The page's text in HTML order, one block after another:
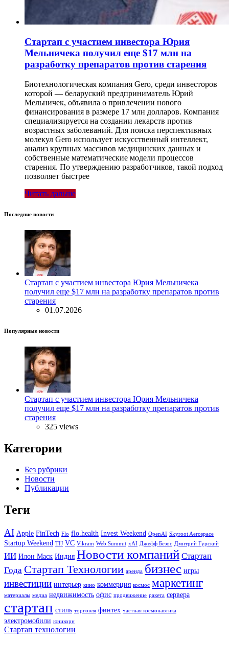
Стартап с участием инвестора Юрия
Мельничека получил еще $17 млн на
разработку препаратов против старения
Биотехнологическая компания Gero, среди инвесторов
которой — беларуский предприниматель Юрий
Мельничек, объявила о привлечении нового
финансирования в размере 17 млн долларов. Компания
специализируется на создании лекарств против
возрастных заболеваний. Для поиска перспективных
молекул Gero использует искусственный интеллект,
анализ крупных массивов медицинских данных и
собственные математические модели процессов
старения. По утверждению разработчиков, такой подход
позволяет быстрее
Читать дальше
Последние новости
Стартап с участием инвестора Юрия Мельничека
получил еще $17 млн на разработку препаратов против
старения
01.07.2026
Популярные новости
Стартап с участием инвестора Юрия Мельничека
получил еще $17 млн на разработку препаратов против
старения
325 views
Категории
Без рубрики
Новости
Публикации
Теги
AI Apple FinTech Flo flo.health Invest Weekend OpenAI Skyroot Aerospace
Startup Weekend TIJ VC Vikram Web Summit xAI Джефф Безос Дмитрий Гурский
ИИ Илон Маск Индия Новости компаний Стартап
Года Стартап Технологии аренда бизнес игры
инвестиции интерьер кино коммерция космос маркетинг
материалы медиа недвижимость офис продвижение ракета сервера
стартап стиль торговля финтех частная космонавтика
электромобили юникорн
Стартап технологии